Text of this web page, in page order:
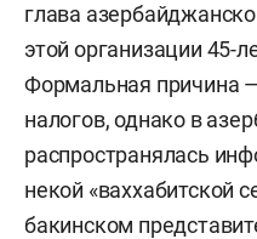
глава
этой организации 45-
Формальная причина
налогов, однако в
распространялась
некой «ваххабитской
бакинском